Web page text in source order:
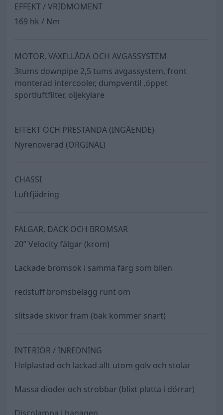
EFFEKT / VRIDMOMENT
169 hk / Nm
MOTOR, VÄXELLÅDA OCH AVGASSYSTEM
3tums downpipe 2,5 tums avgassystem, front
monterad intercooler, dumpventil ,öppet
sportluftfilter, oljekylare
EFFEKT OCH PRESTANDA (INGÅENDE)
Nyrenoverad (ORGINAL)
CHASSI
Luftfjädring
FÄLGAR, DÄCK OCH BROMSAR
20” Velocity fälgar (krom)
Lackade bromsok i samma färg som bilen
redstuff bromsbelägg runt om
slitsade skivor fram (bak kommer snart)
INTERIÖR / INREDNING
Helplastad och lackad allt utom golv och stolar
Massa dioder och strobbar (blixt platta i dörrar)